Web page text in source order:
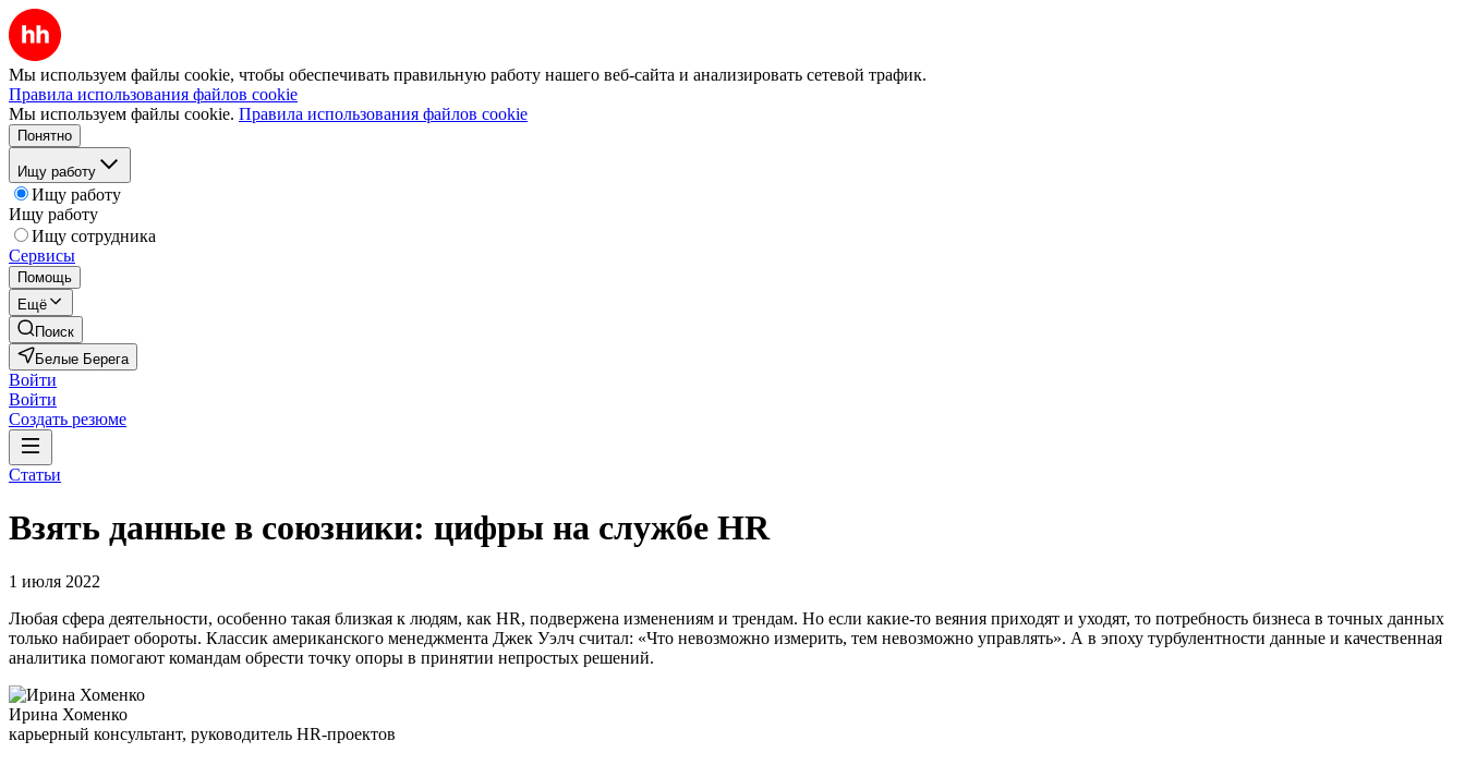
Мы используем файлы cookie, чтобы обеспечивать правильную работу нашего веб-сайта и анализировать сетевой трафик.
Правила использования файлов cookie
Мы используем файлы cookie. Правила использования файлов cookie
Понятно
Ищу работу
Ищу работу
Ищу работу
Ищу сотрудника
Сервисы
Помощь
Ещё
Поиск
Белые Берега
Войти
Войти
Создать резюме
Статьи
Взять данные в союзники: цифры на службе HR
1 июля 2022
Любая сфера деятельности, особенно такая близкая к людям, как HR, подвержена изменениям и трендам. Но если какие-то веяния приходят и уходят, то потребность бизнеса в точных данных
только набирает обороты. Классик американского менеджмента Джек Уэлч считал: «Что невозможно измерить, тем невозможно управлять». А в эпоху турбулентности данные и качественная
аналитика помогают командам обрести точку опоры в принятии непростых решений.
Ирина Хоменко
карьерный консультант, руководитель HR-проектов